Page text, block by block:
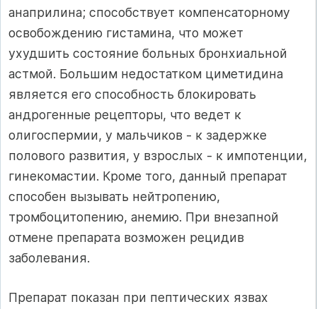
анаприлина; способствует компенсаторному
освобождению гистамина, что может
ухудшить состояние больных бронхиальной
астмой. Большим недостатком циметидина
является его способность блокировать
андрогенные рецепторы, что ведет к
олигоспермии, у мальчиков - к задержке
полового развития, у взрослых - к импотенции,
гинекомастии. Кроме того, данный препарат
способен вызывать нейтропению,
тромбоцитопению, анемию. При внезапной
отмене препарата возможен рецидив
заболевания.
Препарат показан при пептических язвах